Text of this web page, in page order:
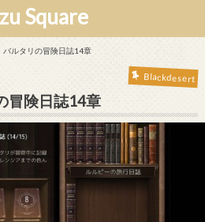
Square
バルタリの冒険日誌14章
Blackdesert
冒険日誌14章